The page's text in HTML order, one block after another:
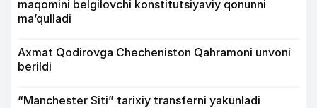
maqomini belgilovchi konstitutsiyaviy qonunni
ma’qulladi
Axmat Qodirovga Checheniston Qahramoni unvoni
berildi
“Manchester Siti” tarixiy transferni yakunladi